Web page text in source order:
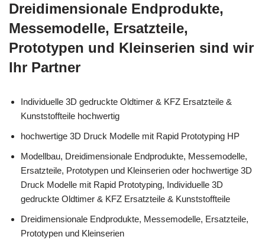
Dreidimensionale Endprodukte,
Messemodelle, Ersatzteile,
Prototypen und Kleinserien sind wir
Ihr Partner
Individuelle 3D gedruckte Oldtimer & KFZ Ersatzteile &
Kunststoffteile hochwertig
hochwertige 3D Druck Modelle mit Rapid Prototyping HP
Modellbau, Dreidimensionale Endprodukte, Messemodelle,
Ersatzteile, Prototypen und Kleinserien oder hochwertige 3D
Druck Modelle mit Rapid Prototyping, Individuelle 3D
gedruckte Oldtimer & KFZ Ersatzteile & Kunststoffteile
Dreidimensionale Endprodukte, Messemodelle, Ersatzteile,
Prototypen und Kleinserien